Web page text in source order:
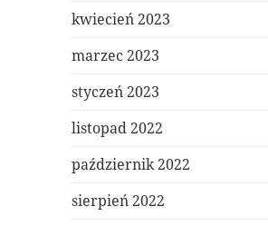
kwiecień 2023
marzec 2023
styczeń 2023
listopad 2022
październik 2022
sierpień 2022